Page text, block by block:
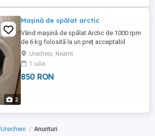
2
Mașină de spălat arctic
Vând mașină de spălat Arctic de 1000 rpm
de 6 kg folosită la un preț acceptabil
Urecheni, Neamt
1 iulie
850 RON
Urecheni Anunturi